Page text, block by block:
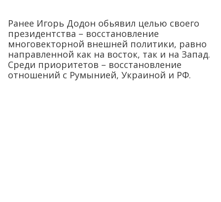
Ранее Игорь Додон обьявил целью своего
президентства – восстановление
многовекторной внешней политики, равно
направленной как на восток, так и на Запад.
Среди приоритетов – восстановление
отношений с Румынией, Украиной и РФ.